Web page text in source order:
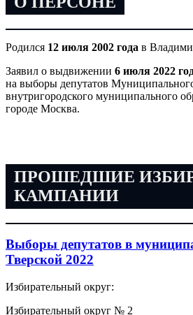
Родился 12 июля 2002 года в
Заявил о выдвижении 6 июля 2022
на выборы депутатов
внутригородского муниципального
городе Москва.
ПРОШЕДШИЕ
КАМПАНИИ
Выборы депутатов в
Тверской 2022
Избирательный округ:
Избирательный округ № 2